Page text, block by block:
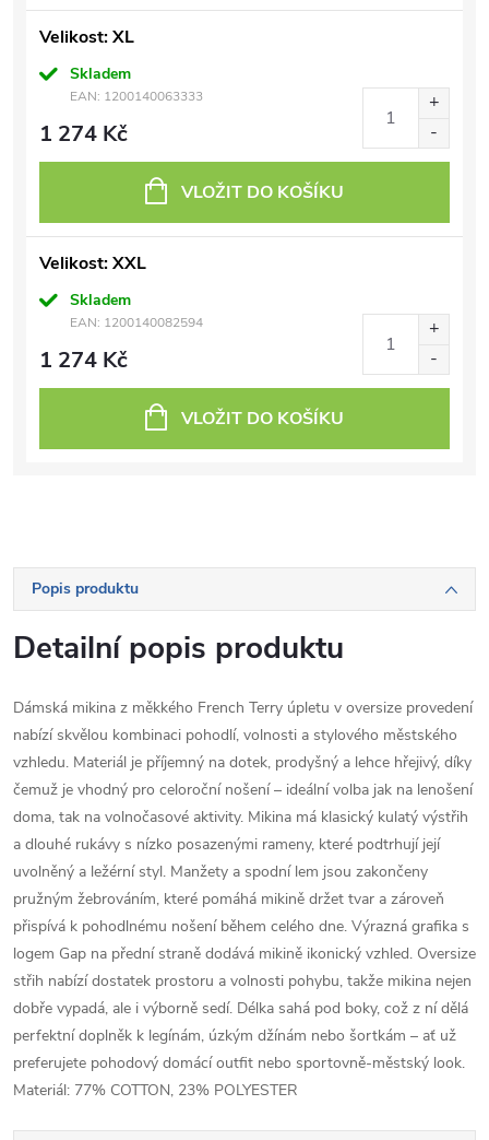
Velikost: XL
Skladem
EAN: 1200140063333
1 274 Kč
VLOŽIT DO KOŠÍKU
Velikost: XXL
Skladem
EAN: 1200140082594
1 274 Kč
VLOŽIT DO KOŠÍKU
Popis produktu
Detailní popis produktu
Dámská mikina z měkkého French Terry úpletu v oversize provedení
nabízí skvělou kombinaci pohodlí, volnosti a stylového městského
vzhledu. Materiál je příjemný na dotek, prodyšný a lehce hřejivý, díky
čemuž je vhodný pro celoroční nošení – ideální volba jak na lenošení
doma, tak na volnočasové aktivity. Mikina má klasický kulatý výstřih
a dlouhé rukávy s nízko posazenými rameny, které podtrhují její
uvolněný a ležérní styl. Manžety a spodní lem jsou zakončeny
pružným žebrováním, které pomáhá mikině držet tvar a zároveň
přispívá k pohodlnému nošení během celého dne. Výrazná grafika s
logem Gap na přední straně dodává mikině ikonický vzhled. Oversize
střih nabízí dostatek prostoru a volnosti pohybu, takže mikina nejen
dobře vypadá, ale i výborně sedí. Délka sahá pod boky, což z ní dělá
perfektní doplněk k legínám, úzkým džínám nebo šortkám – ať už
preferujete pohodový domácí outfit nebo sportovně-městský look.
Materiál: 77% COTTON, 23% POLYESTER